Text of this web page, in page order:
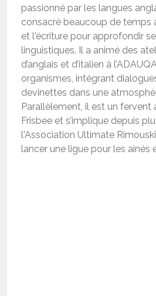
passionné par les langues
consacré beaucoup de temps
et l'écriture pour approfondir
linguistiques. Il a animé des
d’anglais et d’italien à
organismes, intégrant
devinettes dans une
Parallèlement, il est un fervent
Frisbee et s’implique depuis
l'Association Ultimate
lancer une ligue pour les ainés